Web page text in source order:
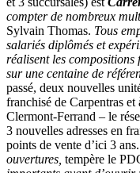
compter de nombreux
Sylvain Thomas. Tous
salariés diplômés et
réalisent les compositions
sur une centaine de
passé, deux nouvelles
franchisé de Carpentras
Clermont-Ferrand – le
3 nouvelles adresses en
points de vente d’ici 3
ouvertures, tempère le